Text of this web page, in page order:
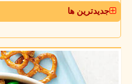
جدیدترین ها